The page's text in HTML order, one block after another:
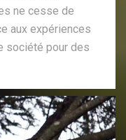
ne cesse de
aux expériences
société pour des